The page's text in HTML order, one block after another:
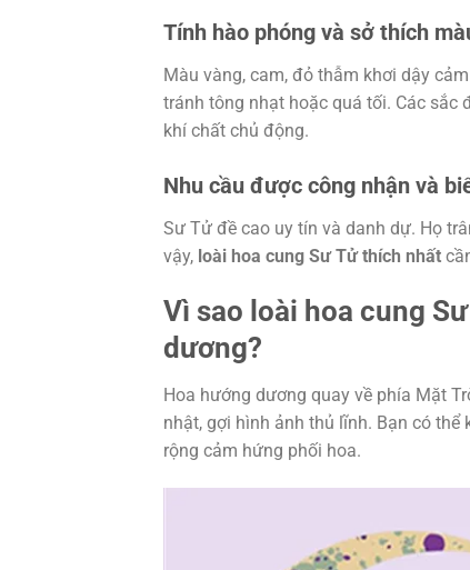
Tính hào phóng và sở thích
Màu vàng, cam, đỏ thẫm khơi dậy
tránh tông nhạt hoặc quá tối. Các sắc
khí chất chủ động.
Nhu cầu được công nhận và
Sư Tử đề cao uy tín và danh dự. Họ
vậy, loài hoa cung Sư Tử thích nhất
Vì sao loài hoa cung
dương?
Hoa hướng dương quay về phía Mặt
nhật, gợi hình ảnh thủ lĩnh. Bạn có
rộng cảm hứng phối hoa.